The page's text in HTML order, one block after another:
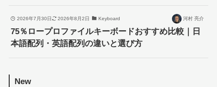
2026年7月30日 2026年8月2日 Keyboard 河村 亮介
75％ロープロファイルキーボードおすすめ比較｜日
本語配列・英語配列の違いと選び方
New